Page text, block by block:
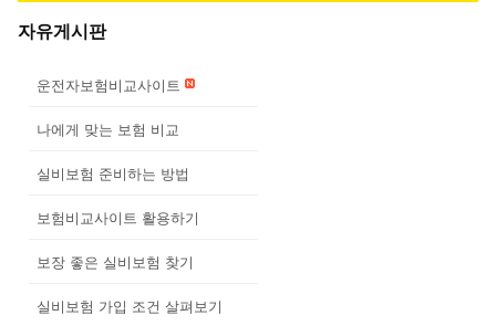
자유게시판
운전자보험비교사이트
나에게 맞는 보험 비교
실비보험 준비하는 방법
보험비교사이트 활용하기
보장 좋은 실비보험 찾기
실비보험 가입 조건 살펴보기